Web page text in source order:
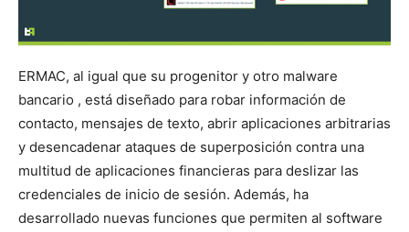
ERMAC, al igual que su progenitor y otro malware
bancario , está diseñado para robar información de
contacto, mensajes de texto, abrir aplicaciones arbitrarias
y desencadenar ataques de superposición contra una
multitud de aplicaciones financieras para deslizar las
credenciales de inicio de sesión. Además, ha
desarrollado nuevas funciones que permiten al software